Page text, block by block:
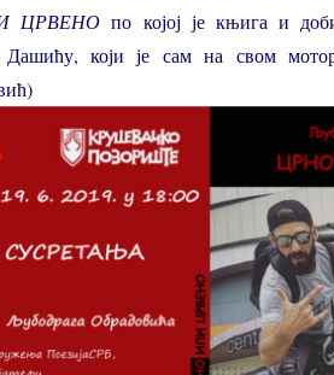
ЦРВЕНО по којој је књига и
Дашићу, који је сам на свом